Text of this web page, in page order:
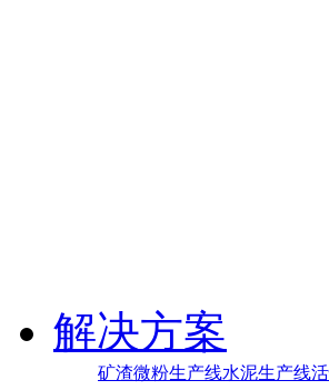
解决方案
矿渣微粉生产线水泥生产线